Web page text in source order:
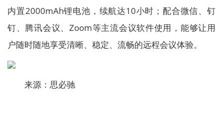
内置2000mAh锂电池，续航达10小时；配合微信、钉
钉、腾讯会议、Zoom等主流会议软件使用，能够让用
户随时随地享受清晰、稳定、流畅的远程会议体验。
来源：思必驰